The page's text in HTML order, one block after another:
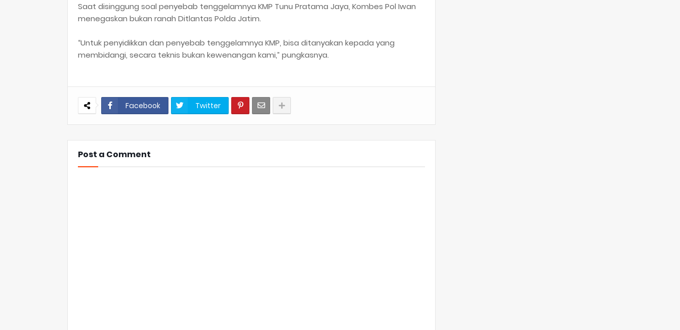
Saat disinggung soal penyebab tenggelamnya KMP Tunu Pratama Jaya, Kombes Pol Iwan
menegaskan bukan ranah Ditlantas Polda Jatim.
“Untuk penyidikkan dan penyebab tenggelamnya KMP, bisa ditanyakan kepada yang
membidangi, secara teknis bukan kewenangan kami,” pungkasnya.
Facebook Twitter
Post a Comment